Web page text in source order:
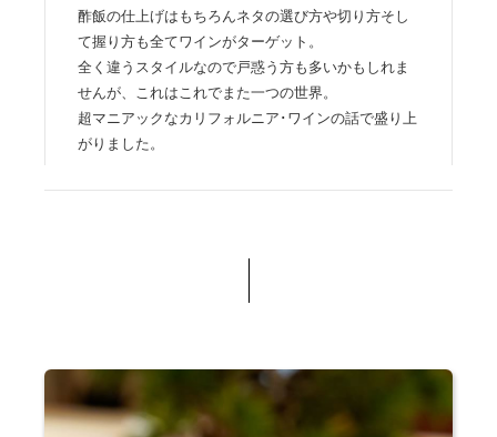
酢飯の仕上げはもちろんネタの選び方や切り方そし
て握り方も全てワインがターゲット。
全く違うスタイルなので戸惑う方も多いかもしれま
せんが、これはこれでまた一つの世界。
超マニアックなカリフォルニア･ワインの話で盛り上
がりました。